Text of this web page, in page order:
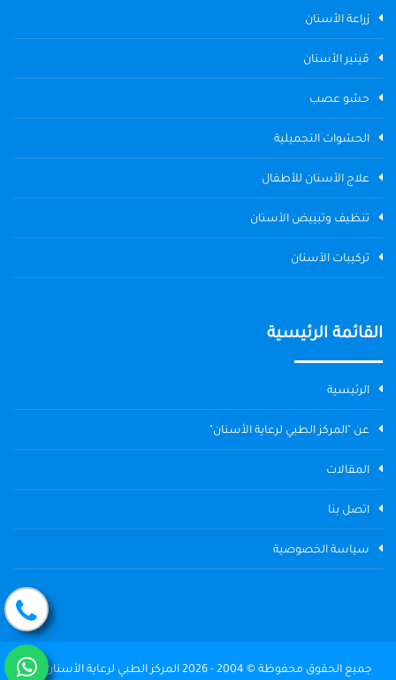
زراعة الأسنان
ڤينير الأسنان
حشو عصب
الحشوات التجميلية
علاج الأسنان للأطفال
تنظيف وتبييض الأسنان
تركيبات الأسنان
القائمة الرئيسية
الرئيسية
عن "المركز الطبي لرعاية الأسنان"
المقالات
اتصل بنا
سياسة الخصوصية
جميع الحقوق محفوظة © 2004 - 2026 المركز الطبي لرعاية الأسنان The